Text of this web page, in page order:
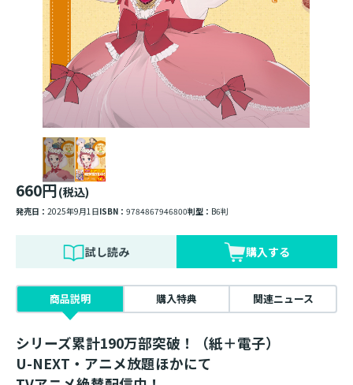
660円(税込)
発売日： 2025年9月1日ISBN： 9784867946800判型： B6判
試し読み 購入する
商品説明 購入特典 関連ニュース
シリーズ累計190万部突破！（紙＋電子）
U-NEXT・アニメ放題ほかにて